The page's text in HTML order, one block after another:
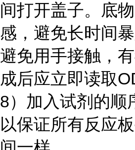
间打开盖子。底
感，避免长时间暴
避免用手接触，
成后应立即读取
8）加入试剂的顺
以保证所有反应